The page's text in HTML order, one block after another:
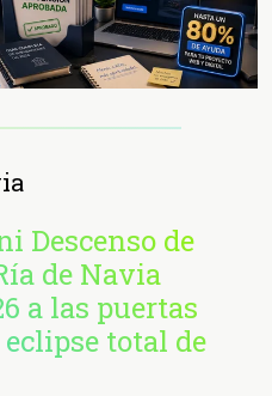
Descenso de
de Navia
a las puertas
total de